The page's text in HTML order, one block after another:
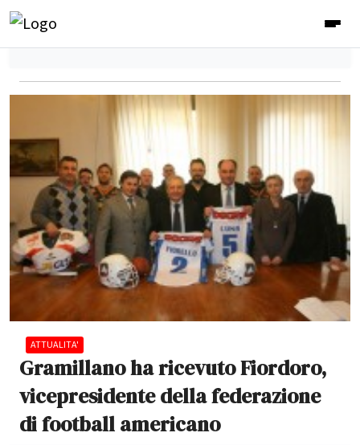
ATTUALITA'
Gramillano ha ricevuto Fiordoro,
vicepresidente della federazione
di football americano